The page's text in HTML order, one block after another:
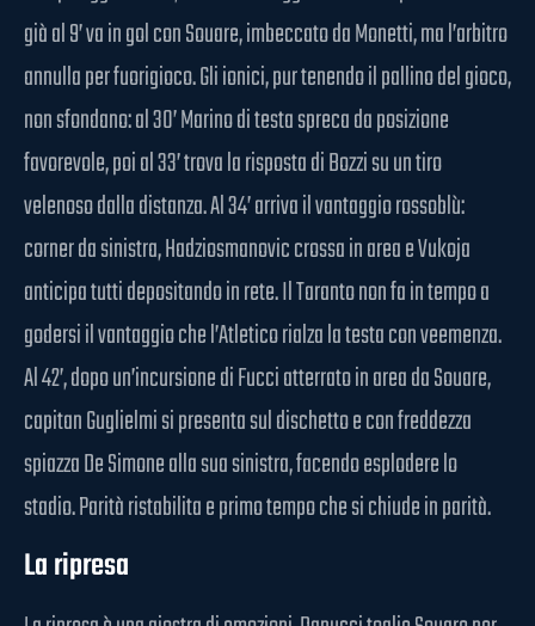
già al 9’ va in gol con Souare, imbeccato da Monetti, ma l’arbitro
annulla per fuorigioco. Gli ionici, pur tenendo il pallino del gioco,
non sfondano: al 30’ Marino di testa spreca da posizione
favorevole, poi al 33’ trova la risposta di Bozzi su un tiro
velenoso dalla distanza. Al 34’ arriva il vantaggio rossoblù:
corner da sinistra, Hadziosmanovic crossa in area e Vukoja
anticipa tutti depositando in rete. Il Taranto non fa in tempo a
godersi il vantaggio che l’Atletico rialza la testa con veemenza.
Al 42’, dopo un’incursione di Fucci atterrato in area da Souare,
capitan Guglielmi si presenta sul dischetto e con freddezza
spiazza De Simone alla sua sinistra, facendo esplodere lo
stadio. Parità ristabilita e primo tempo che si chiude in parità.
La ripresa